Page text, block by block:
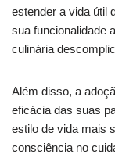
estender a vida útil
sua funcionalidade
culinária
Além disso, a
eficácia das suas
estilo de vida mais
consciência no